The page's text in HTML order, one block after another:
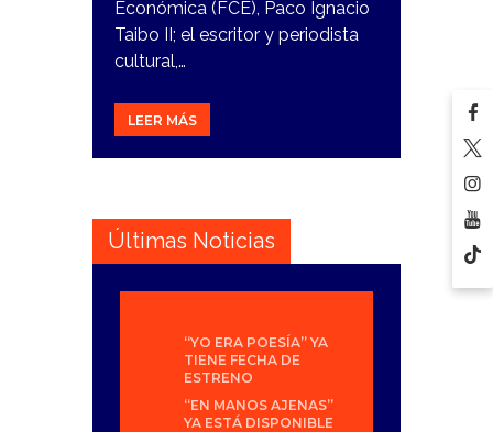
Económica (FCE), Paco Ignacio
Taibo II; el escritor y periodista
cultural,…
LEER MÁS
Últimas Noticias
“YO ERA POESÍA” YA
TIENE FECHA DE
ESTRENO
“EN MANOS AJENAS”
YA ESTÁ DISPONIBLE